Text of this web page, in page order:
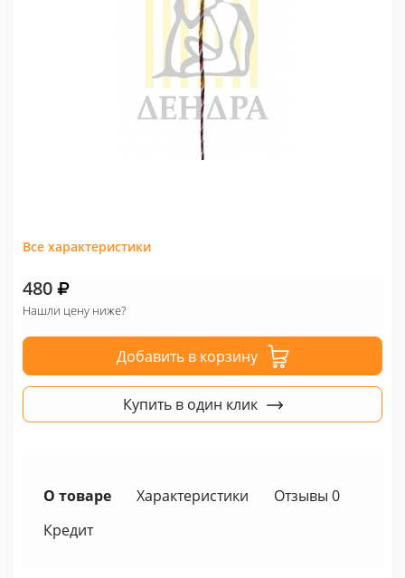
Все характеристики
480
Нашли цену ниже?
Добавить в корзину
Купить в один клик
О товаре Характеристики
Отзывы 0
Кредит